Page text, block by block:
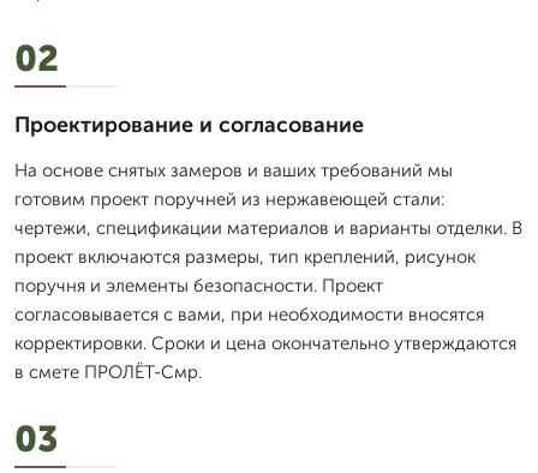
02
Проектирование и согласование
На основе снятых замеров и ваших требований мы
готовим проект поручней из нержавеющей стали:
чертежи, спецификации материалов и варианты отделки. В
проект включаются размеры, тип креплений, рисунок
поручня и элементы безопасности. Проект
согласовывается с вами, при необходимости вносятся
корректировки. Сроки и цена окончательно утверждаются
в смете ПРОЛЁТ-Смр.
03